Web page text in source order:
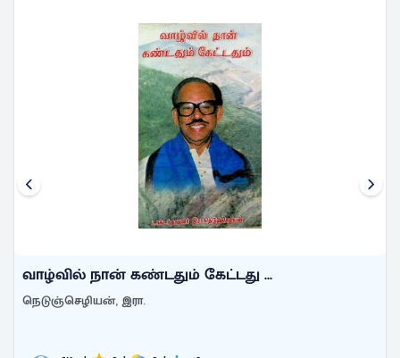
வாழ்வில் நான் கண்டதும் கேட்டது ...
நெடுஞ்செழியன், இரா.